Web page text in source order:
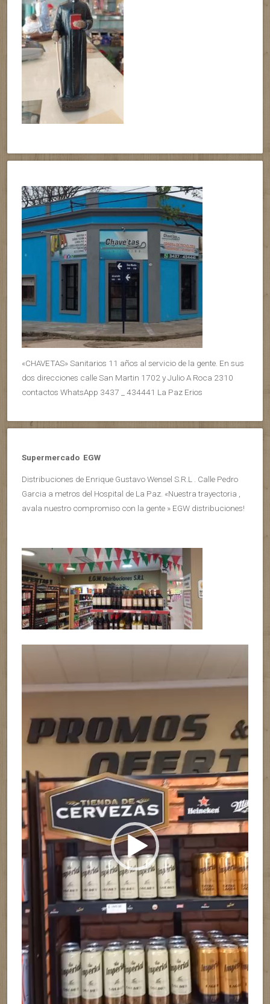
«CHAVETAS» Sanitarios 11 años al servicio de la gente. En sus
dos direcciones calle San Martin 1702 y Julio A Roca 2310
contactos WhatsApp 3437 _ 434441 La Paz Erios
Supermercado EGW
Distribuciones de Enrique Gustavo Wensel S.R.L . Calle Pedro
Garcia a metros del Hospital de La Paz. «Nuestra trayectoria ,
avala nuestro compromiso con la gente » EGW distribuciones!